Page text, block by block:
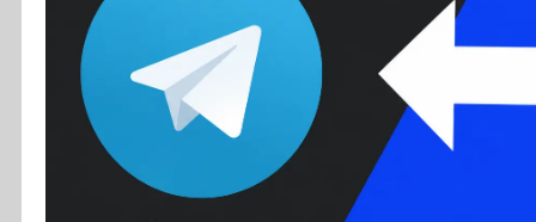
Colunas
Colaboradores